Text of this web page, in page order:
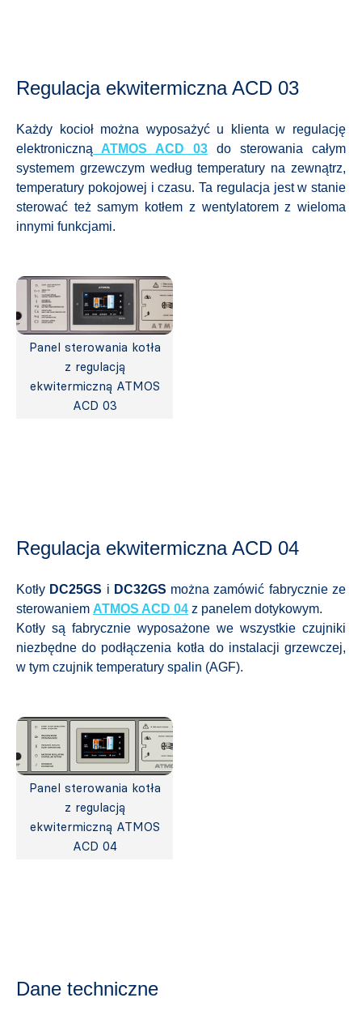
Regulacja ekwitermiczna ACD 03
Każdy kocioł można wyposażyć u klienta w regulację
elektroniczną ATMOS ACD 03 do sterowania całym
systemem grzewczym według temperatury na zewnątrz,
temperatury pokojowej i czasu. Ta regulacja jest w stanie
sterować też samym kotłem z wentylatorem z wieloma
innymi funkcjami.
Panel sterowania kotła
z regulacją
ekwitermiczną ATMOS
ACD 03
Regulacja ekwitermiczna ACD 04
Kotły DC25GS i DC32GS można zamówić fabrycznie ze
sterowaniem ATMOS ACD 04 z panelem dotykowym.
Kotły są fabrycznie wyposażone we wszystkie czujniki
niezbędne do podłączenia kotła do instalacji grzewczej,
w tym czujnik temperatury spalin (AGF).
Panel sterowania kotła
z regulacją
ekwitermiczną ATMOS
ACD 04
Dane techniczne